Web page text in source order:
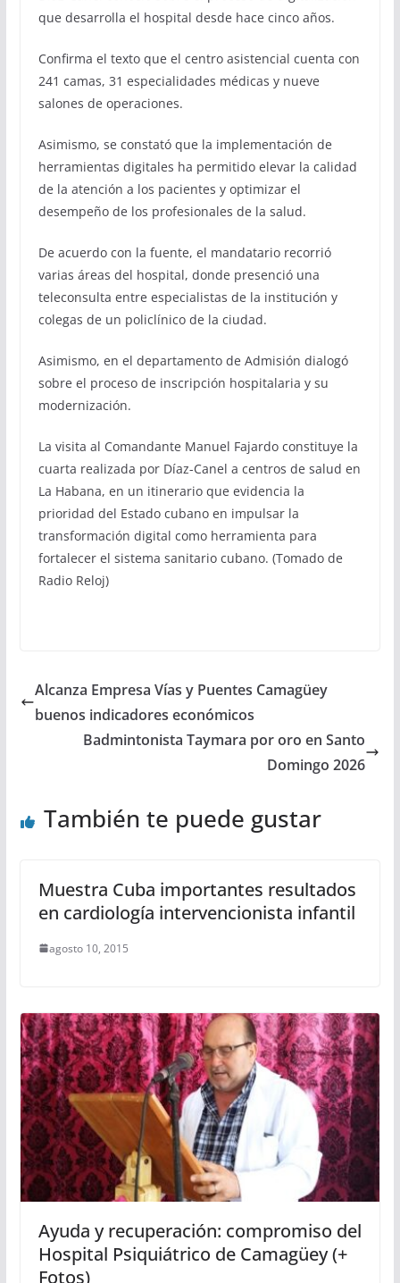
que desarrolla el hospital desde hace cinco años.
Confirma el texto que el centro asistencial cuenta con
241 camas, 31 especialidades médicas y nueve
salones de operaciones.
Asimismo, se constató que la implementación de
herramientas digitales ha permitido elevar la calidad
de la atención a los pacientes y optimizar el
desempeño de los profesionales de la salud.
De acuerdo con la fuente, el mandatario recorrió
varias áreas del hospital, donde presenció una
teleconsulta entre especialistas de la institución y
colegas de un policlínico de la ciudad.
Asimismo, en el departamento de Admisión dialogó
sobre el proceso de inscripción hospitalaria y su
modernización.
La visita al Comandante Manuel Fajardo constituye la
cuarta realizada por Díaz-Canel a centros de salud en
La Habana, en un itinerario que evidencia la
prioridad del Estado cubano en impulsar la
transformación digital como herramienta para
fortalecer el sistema sanitario cubano. (Tomado de
Radio Reloj)
Alcanza Empresa Vías y Puentes Camagüey
buenos indicadores económicos
Badmintonista Taymara por oro en Santo
Domingo 2026
También te puede gustar
Muestra Cuba importantes resultados
en cardiología intervencionista infantil
agosto 10, 2015
Ayuda y recuperación: compromiso del
Hospital Psiquiátrico de Camagüey (+
Fotos)